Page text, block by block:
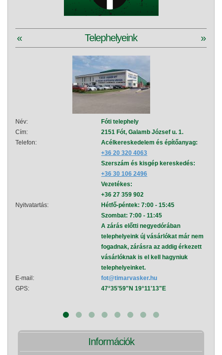
Telephelyeink
« »
Név:
Fóti telephely
Cím:
2151 Fót, Galamb József u. 1.
Telefon:
Acélkereskedelem és építőanyag:
+36 20 320 4063
Szerszám és kisgép kereskedés:
+36 30 106 2496
Vezetékes:
+36 27 359 902
Nyitvatartás:
Hétfő-péntek: 7:00 - 15:45
Szombat: 7:00 - 11:45
A zárás előtti negyedórában
telephelyeink új vásárlókat már nem
fogadnak, zárásra az addig érkezett
vásárlóknak is el kell hagyniuk
telephelyeinket.
E-mail:
fot@timarvasker.hu
GPS:
47°35'59"N 19°11'13"E
Információk